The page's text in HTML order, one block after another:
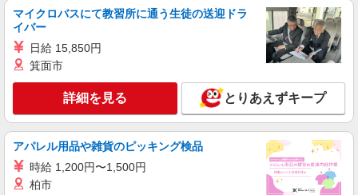
（店長候補）：月給300,000円〜 ※試用期間中は
270,000円〜 ★固定残業手当：30,800円（月給に
あたり20時間、超過時は追加で残業手当支給 ※月
3万円まで交通費支給 ※試用期間（2〜3ヶ月）も
制手当／住宅手当（実家外かつ賃貸の場合のみ別
途支給）※試用期間明けから支給／特別手当 ※手
当の種類はエリアにより異なります。詳細は面接
ン実施中！／※詳細は備考欄にて
≪横浜タカシマヤ店≫ 神奈川県横浜市西区南
幸1-6-31 横浜髙島屋4階 婦人服キャリアクロー
ゼット ■各線「横浜駅」より徒歩2分
正社員
Stola.（ストラ） 横浜ジョイナス店
未経験歓迎のアパレル販売スタッフ
未経験：月給243,800円〜400,000円 経験者
（店長候補）：月給300,000円〜 ※試用期間中は
マイクロバスにて教習所に通う生徒の送迎ドラ
イバー
日給 15,850円
箕面市
詳細を見る とりあえずキープ
アパレル用品や雑貨のピッキング検品
時給 1,200円〜1,500円
柏市